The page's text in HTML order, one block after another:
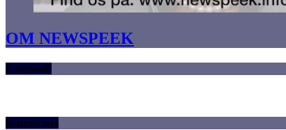
OM NEWSPEEK
Facebook
Seneste nyt